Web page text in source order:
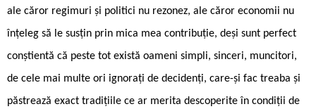
ale căror regimuri și politici nu rezonez, ale căror economii nu
înțeleg să le susțin prin mica mea contribuție, deși sunt perfect
conștientă că peste tot există oameni simpli, sinceri, muncitori,
de cele mai multe ori ignorați de decidenți, care-și fac treaba și
păstrează exact tradițiile ce ar merita descoperite în condiții de